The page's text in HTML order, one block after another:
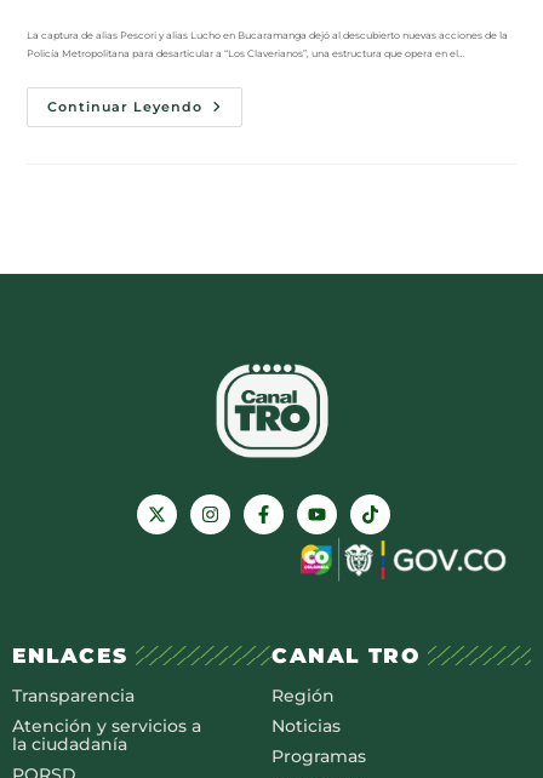
La captura de alias Pescori y alias Lucho en Bucaramanga dejó al descubierto nuevas acciones de la
Policía Metropolitana para desarticular a “Los Claverianos”, una estructura que opera en el…
Continuar Leyendo
ENLACES
Transparencia
Atención y servicios a
la ciudadanía
CANAL TRO
Región
Noticias
Programas